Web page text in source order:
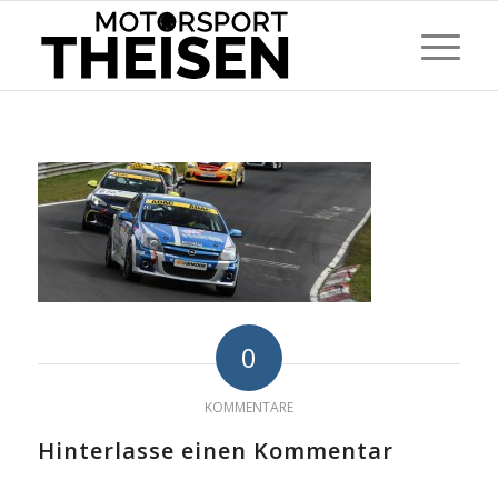
0
KOMMENTARE
Hinterlasse einen Kommentar